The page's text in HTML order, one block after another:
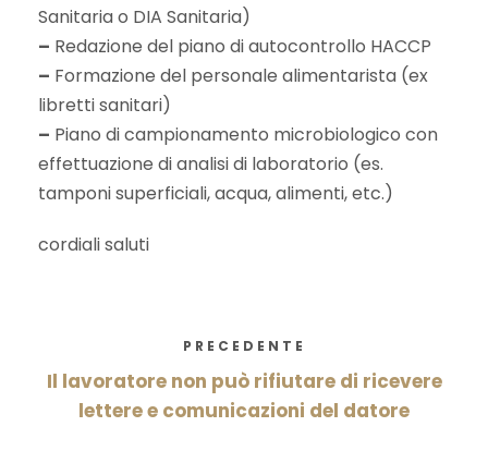
Sanitaria o DIA Sanitaria)
– Redazione del piano di autocontrollo HACCP
– Formazione del personale alimentarista (ex
libretti sanitari)
– Piano di campionamento microbiologico con
effettuazione di analisi di laboratorio (es.
tamponi superficiali, acqua, alimenti, etc.)
cordiali saluti
PRECEDENTE
Il lavoratore non può rifiutare di ricevere
lettere e comunicazioni del datore